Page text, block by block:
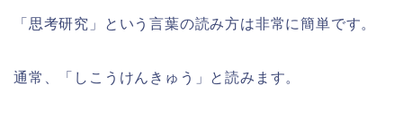
「思考研究」という言葉の読み方は非常に簡単です。
通常、「しこうけんきゅう」と読みます。